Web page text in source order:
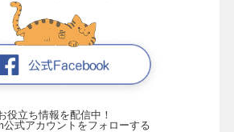
役立ち情報を配信中！
公式アカウントをフォローする